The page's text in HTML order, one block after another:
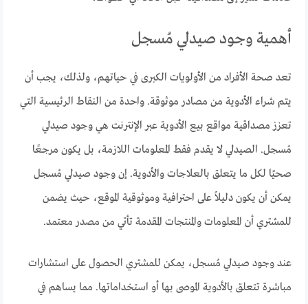
أهمية وجود صيدلي مُسجل
تعد صحة الأفراد من الأولويات الكبرى في حياتهم، ولذلك، يجب أن
يتم شراء الأدوية من مصادر موثوقة. واحدة من النقاط الرئيسية التي
تعزز مصداقية مواقع بيع الأدوية عبر الإنترنت هي وجود صيدلي
مُسجل. الصيدلي لا يقدم فقط المعلومات اللازمة، بل يكون مرجعًا
صحيًا لكل ما يتعلق بالعلاجات والأدوية. إن وجود صيدلي مُسجل
يمكن أن يكون دليلاً على احترافية وموثوقية الموقع، حيث يضمن
للمشتري أن المعلومات والمنتجات المقدمة تأتي من مصدر معتمد.
عند وجود صيدلي مُسجل، يمكن للمشتري الحصول على استشارات
مباشرة تتعلق بالأدوية الموصى بها أو استخداماتها. مما يساهم في